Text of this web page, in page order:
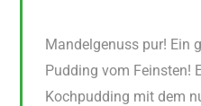
Mandelgenuss pur! Ein
Pudding vom Feinsten!
Kochpudding mit dem